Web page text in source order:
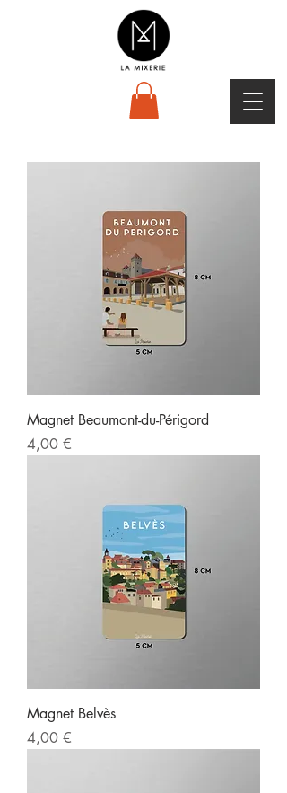
Magnet Beaumont-du-Périgord
Prix
4,00 €
Magnet Belvès
Prix
4,00 €